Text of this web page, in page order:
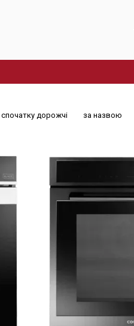
спочатку дорожчі за назвою